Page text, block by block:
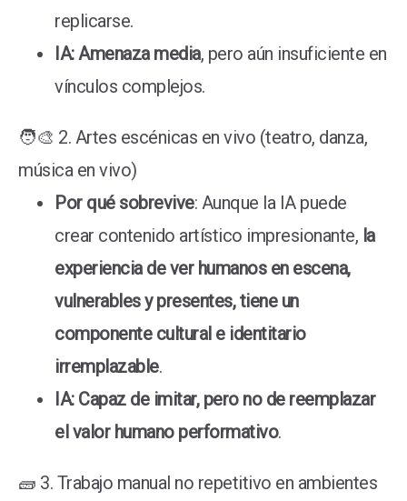
replicarse.
IA: Amenaza media, pero aún insuficiente en
vínculos complejos.
🧑‍🎨 2. Artes escénicas en vivo (teatro, danza,
música en vivo)
Por qué sobrevive: Aunque la IA puede
crear contenido artístico impresionante, la
experiencia de ver humanos en escena,
vulnerables y presentes, tiene un
componente cultural e identitario
irremplazable.
IA: Capaz de imitar, pero no de reemplazar
el valor humano performativo.
🧱 3. Trabajo manual no repetitivo en ambientes